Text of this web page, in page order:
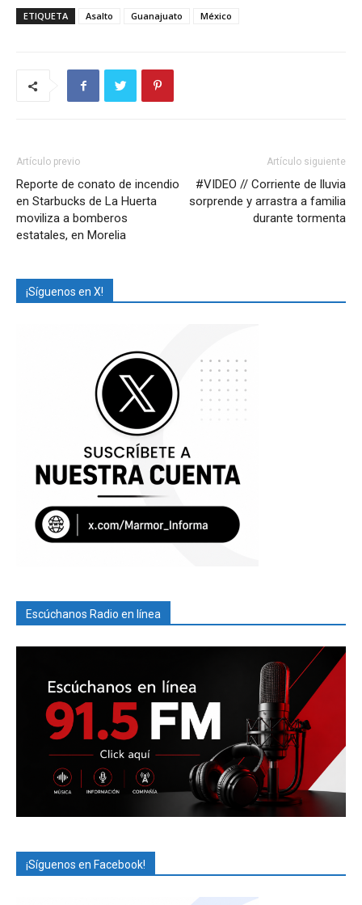
ETIQUETA Asalto Guanajuato México
Artículo previo
Reporte de conato de incendio
en Starbucks de La Huerta
moviliza a bomberos
estatales, en Morelia
Artículo siguiente
#VIDEO // Corriente de lluvia
sorprende y arrastra a familia
durante tormenta
¡Síguenos en X!
Escúchanos Radio en línea
¡Síguenos en Facebook!